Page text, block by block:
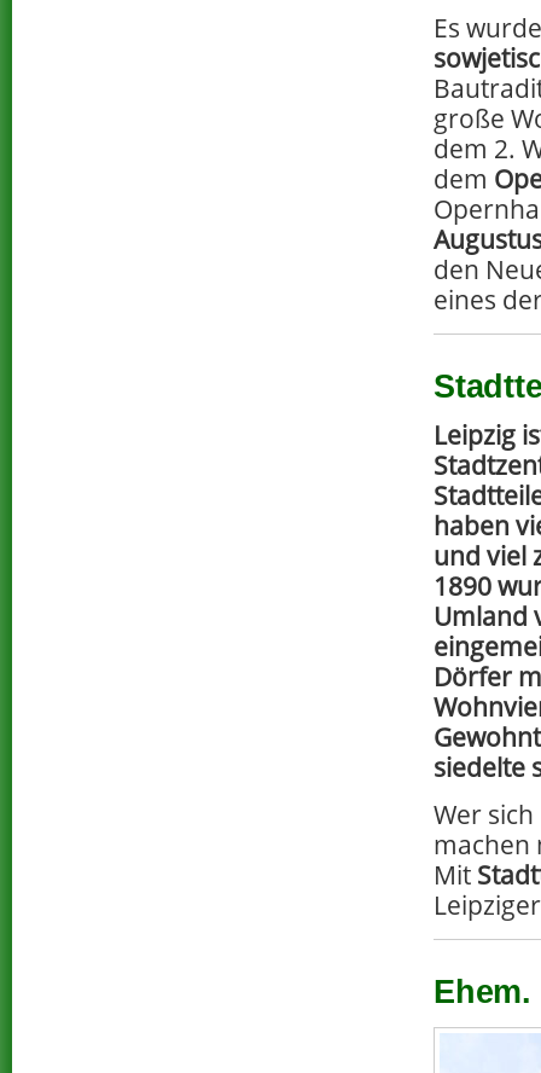
Es
große
dem 2.
dem
den
eines
Leipzig
haben
und viel
1890
Umland
Dörfer
siedelte
Wer
machen
Mit